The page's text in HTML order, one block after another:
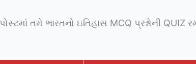
તમે ભારતનો ઇતિહાસ MCQ પ્રશ્નોની QUIZ